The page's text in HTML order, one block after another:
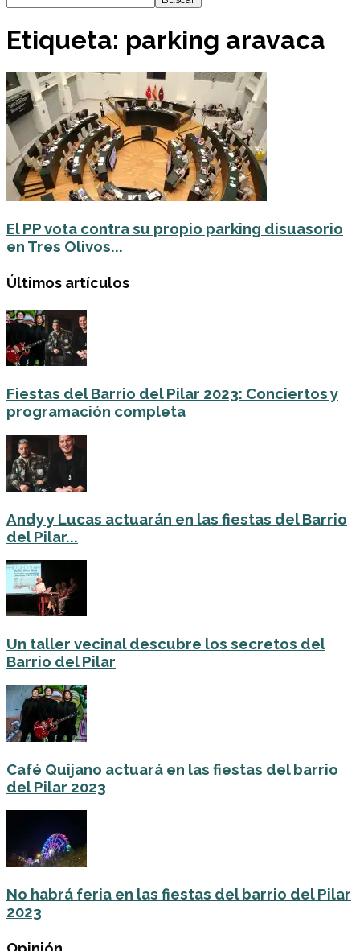
Etiqueta: parking aravaca
El PP vota contra su propio parking disuasorio
en Tres Olivos...
Últimos artículos
Fiestas del Barrio del Pilar 2023: Conciertos y
programación completa
Andy y Lucas actuarán en las fiestas del Barrio
del Pilar...
Un taller vecinal descubre los secretos del
Barrio del Pilar
Café Quijano actuará en las fiestas del barrio
del Pilar 2023
No habrá feria en las fiestas del barrio del Pilar
2023